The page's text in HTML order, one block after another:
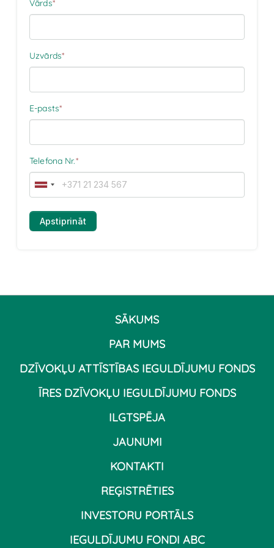
SĀKUMS
PAR MUMS
DZĪVOKĻU ATTĪSTĪBAS IEGULDĪJUMU FONDS
ĪRES DZĪVOKĻU IEGULDĪJUMU FONDS
ILGTSPĒJA
JAUNUMI
KONTAKTI
REĢISTRĒTIES
INVESTORU PORTĀLS
IEGULDĪJUMU FONDI ABC